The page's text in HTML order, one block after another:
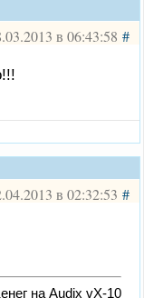
в 06:43:58#
в 02:32:53#
на Audix vX-10